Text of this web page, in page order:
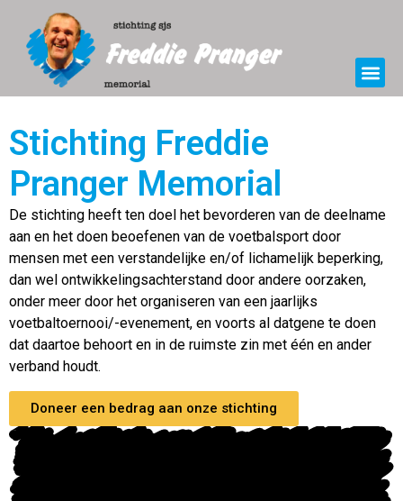
Stichting Freddie
Pranger Memorial
De stichting heeft ten doel het bevorderen van de deelname
aan en het doen beoefenen van de voetbalsport door
mensen met een verstandelijke en/of lichamelijk beperking,
dan wel ontwikkelingsachterstand door andere oorzaken,
onder meer door het organiseren van een jaarlijks
voetbaltoernooi/-evenement, en voorts al datgene te doen
dat daartoe behoort en in de ruimste zin met één en ander
verband houdt.
Doneer een bedrag aan onze stichting